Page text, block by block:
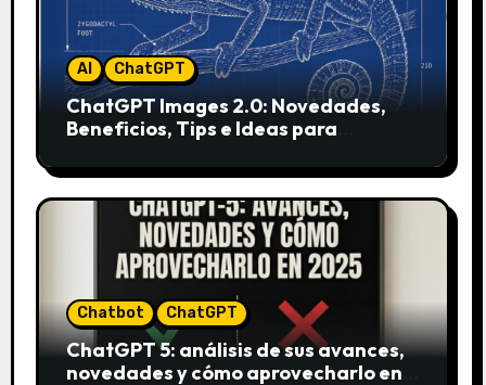
AI ChatGPT
ChatGPT Images 2.0: Novedades,
Beneficios, Tips e Ideas para
Chatbot ChatGPT
ChatGPT 5: análisis de sus avances,
novedades y cómo aprovecharlo en